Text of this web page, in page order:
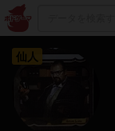
仙人